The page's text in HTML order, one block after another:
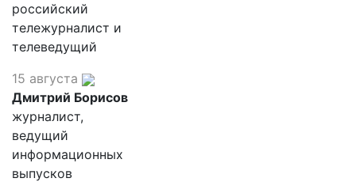
российский
тележурналист и
телеведущий
15 августа
Дмитрий Борисов
журналист,
ведущий
информационных
выпусков